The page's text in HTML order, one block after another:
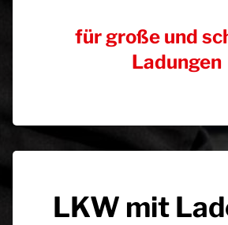
für große und
Ladungen
LKW mit